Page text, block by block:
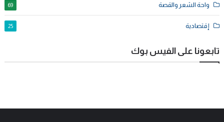
واحة الشعر والقصة 69
إقتصادية 25
تابعونا على الفيس بوك